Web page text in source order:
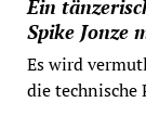
Ein
Spike Jonze
Es wird
die technische